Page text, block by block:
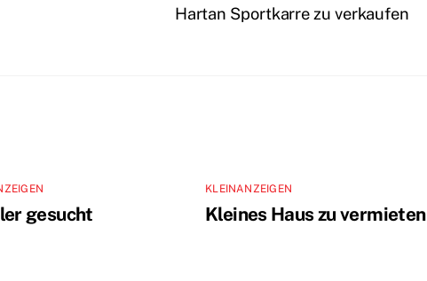
Hartan Sportkarre zu verkaufen
gesucht
KLEINANZEIGEN
Kleines Haus zu vermieten